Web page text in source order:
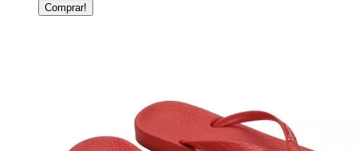
Comprar!